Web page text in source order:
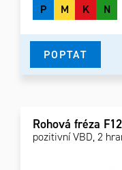
P M K N
POPTAT
Rohová fréza
pozitivní VBD, 2